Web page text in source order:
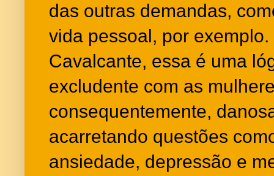
das outras demandas,
vida pessoal, por
Cavalcante, essa é uma
excludente com as
consequentemente,
acarretando questões
ansiedade, depressão e